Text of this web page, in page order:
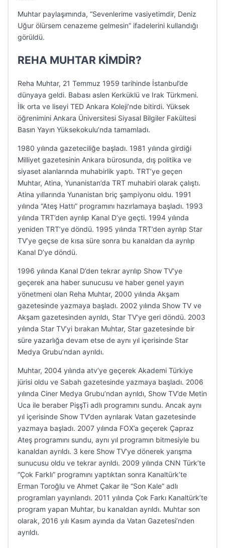
Muhtar paylaşımında, “Sevenlerime vasiyetimdir, Deniz
Uğur ölürsem cenazeme gelmesin” ifadelerini kullandığı
görüldü.
REHA MUHTAR KİMDİR?
Reha Muhtar, 21 Temmuz 1959 tarihinde İstanbul’de
dünyaya geldi. Babası aslen Kerküklü ve Irak Türkmeni.
İlk orta ve liseyi TED Ankara Koleji’nde bitirdi. Yüksek
öğrenimini Ankara Üniversitesi Siyasal Bilgiler Fakültesi
Basın Yayın Yüksekokulu’nda tamamladı.
1980 yılında gazeteciliğe başladı. 1981 yılında girdiği
Milliyet gazetesinin Ankara bürosunda, dış politika ve
siyaset alanlarında muhabirlik yaptı. TRT’ye geçen
Muhtar, Atina, Yunanistan’da TRT muhabiri olarak çalıştı.
Atina yıllarında Yunanistan briç şampiyonu oldu. 1991
yılında “Ateş Hattı” programını hazırlamaya başladı. 1993
yılında TRT’den ayrılıp Kanal D’ye geçti. 1994 yılında
yeniden TRT’ye döndü. 1995 yılında TRT’den ayrılıp Star
TV’ye geçse de kısa süre sonra bu kanaldan da ayrılıp
Kanal D’ye döndü.
1996 yılında Kanal D’den tekrar ayrılıp Show TV’ye
geçerek ana haber sunucusu ve haber genel yayın
yönetmeni olan Reha Muhtar, 2000 yılında Akşam
gazetesinde yazmaya başladı. 2002 yılında Show TV ve
Akşam gazetesinden ayrıldı, Star TV’ye geri döndü. 2003
yılında Star TV’yi bırakan Muhtar, Star gazetesinde bir
süre yazarlığa devam etse de aynı yıl içerisinde Star
Medya Grubu’ndan ayrıldı.
Muhtar, 2004 yılında atv’ye geçerek Akademi Türkiye
jürisi oldu ve Sabah gazetesinde yazmaya başladı. 2006
yılında Ciner Medya Grubu’ndan ayrıldı, Show TV’de Metin
Uca ile beraber PişşTi adlı programını sundu. Ancak aynı
yıl içerisinde Show TV’den ayrılarak Vatan gazetesinde
yazmaya başladı. 2007 yılında FOX’a geçerek Çapraz
Ateş programını sundu, aynı yıl programın bitmesiyle bu
kanaldan ayrıldı. 3 kere Show TV’ye dönerek yarışma
sunucusu oldu ve tekrar ayrıldı. 2009 yılında CNN Türk’te
“Çok Farklı” programını yaptıktan sonra Kanaltürk’te
Erman Toroğlu ve Ahmet Çakar ile “Son Kale” adlı
programları yayınlandı. 2011 yılında Çok Farkı Kanaltürk’te
program yapan Muhtar, bu kanaldan ayrıldı. Muhtar son
olarak, 2016 yılı Kasım ayında da Vatan Gazetesi’nden
ayrıldı.